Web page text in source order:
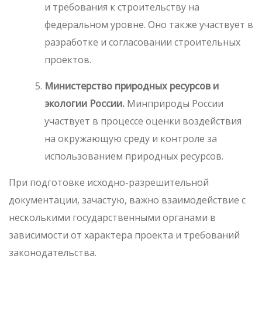
и требования к строительству на
федеральном уровне. Оно также участвует в
разработке и согласовании строительных
проектов.
Министерство природных ресурсов и
экологии России. Минприроды России
участвует в процессе оценки воздействия
на окружающую среду и контроле за
использованием природных ресурсов.
При подготовке исходно-разрешительной
документации, зачастую, важно взаимодействие с
несколькими государственными органами в
зависимости от характера проекта и требований
законодательства.